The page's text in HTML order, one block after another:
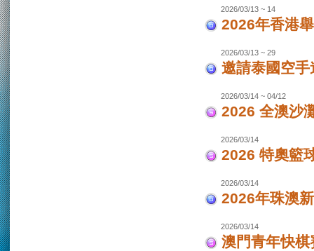
2026/03/13 ~ 14
2026年香港
2026/03/13 ~ 29
邀請泰國空
2026/03/14 ~ 04/12
2026 全澳沙
2026/03/14
2026 特奧籃
2026/03/14
2026年珠澳
2026/03/14
澳門青年快棋